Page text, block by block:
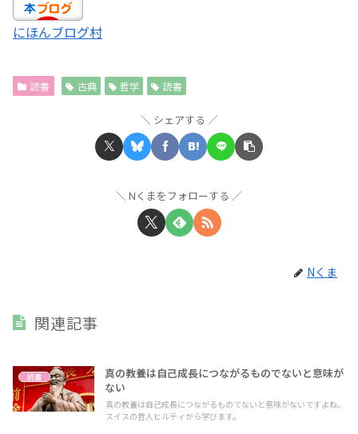
にほんブログ村
読書 古典 哲学 読書
シェアする
Nくまをフォローする
Nくま
関連記事
読書
真の教養は自己成長につながるものでないと意味が
ない
真の教養は自己成長につながるものでないと意味がないですよね。
スイスの哲人ヒルティから学びます。